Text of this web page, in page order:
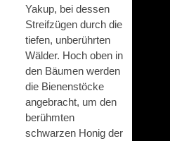
Yakup, bei dessen
Streifzügen durch die
tiefen, unberührten
Wälder. Hoch oben in
den Bäumen werden
die Bienenstöcke
angebracht, um den
berühmten
schwarzen Honig der